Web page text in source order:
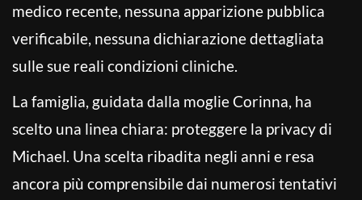
medico recente, nessuna apparizione pubblica
verificabile, nessuna dichiarazione dettagliata
sulle sue reali condizioni cliniche.
La famiglia, guidata dalla moglie Corinna, ha
scelto una linea chiara: proteggere la privacy di
Michael. Una scelta ribadita negli anni e resa
ancora più comprensibile dai numerosi tentativi